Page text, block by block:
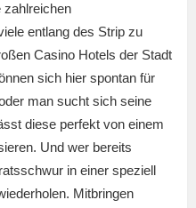
zahlreichen
entlang des Strip zu
Casino Hotels der Stadt
sich hier spontan für
man sucht sich seine
diese perfekt von einem
Und wer bereits
in einer speziell
Mitbringen